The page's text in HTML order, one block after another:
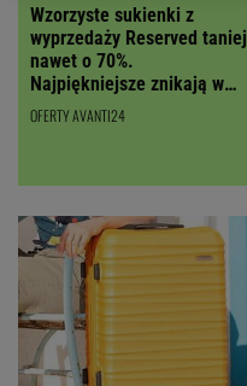
Wzorzyste sukienki z
wyprzedaży Reserved taniej
nawet o 70%.
Najpiękniejsze znikają w
mig
OFERTY AVANTI24
W WITTCHEN ruszyła wielka